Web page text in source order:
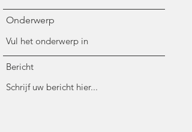
Onderwerp
Bericht